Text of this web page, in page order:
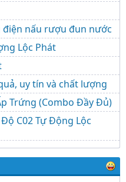
nấu rượu đun nước
Lộc Phát
uy tín và chất lượng
Trứng (Combo Đầy Đủ)
C02 Tự Động Lộc